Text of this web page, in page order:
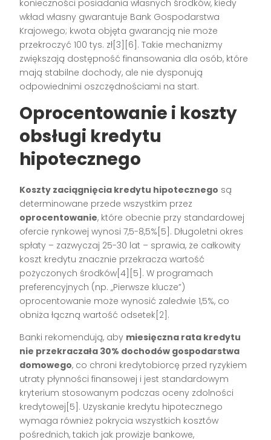
konieczności posiadania własnych środków, kiedy
wkład własny gwarantuje Bank Gospodarstwa
Krajowego; kwota objęta gwarancją nie może
przekroczyć 100 tys. zł[3][6]. Takie mechanizmy
zwiększają dostępność finansowania dla osób, które
mają stabilne dochody, ale nie dysponują
odpowiednimi oszczędnościami na start.
Oprocentowanie i koszty
obsługi kredytu
hipotecznego
Koszty zaciągnięcia kredytu hipotecznego są
determinowane przede wszystkim przez
oprocentowanie, które obecnie przy standardowej
ofercie rynkowej wynosi 7,5-8,5%[5]. Długoletni okres
spłaty – zazwyczaj 25-30 lat – sprawia, że całkowity
koszt kredytu znacznie przekracza wartość
pożyczonych środków[4][5]. W programach
preferencyjnych (np. „Pierwsze klucze”)
oprocentowanie może wynosić zaledwie 1,5%, co
obniża łączną wartość odsetek[2].
Banki rekomendują, aby miesięczna rata kredytu
nie przekraczała 30% dochodów gospodarstwa
domowego, co chroni kredytobiorcę przed ryzykiem
utraty płynności finansowej i jest standardowym
kryterium stosowanym podczas oceny zdolności
kredytowej[5]. Uzyskanie kredytu hipotecznego
wymaga również pokrycia wszystkich kosztów
pośrednich, takich jak prowizje bankowe,